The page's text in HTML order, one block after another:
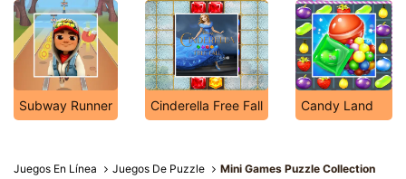
Subway Runner Cinderella Free Fall Candy Land
Juegos En Línea Juegos De Puzzle Mini Games Puzzle Collection